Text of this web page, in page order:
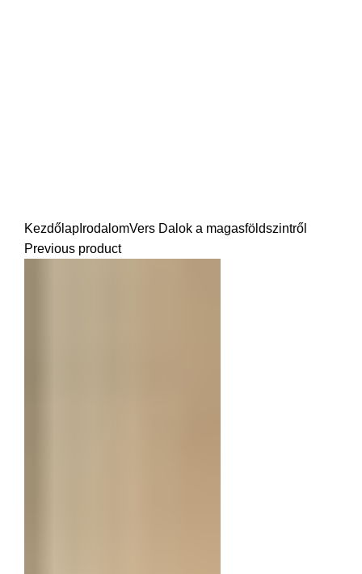
Kezdőlap IrodalomVers Dalok a magasföldszintről
Previous product